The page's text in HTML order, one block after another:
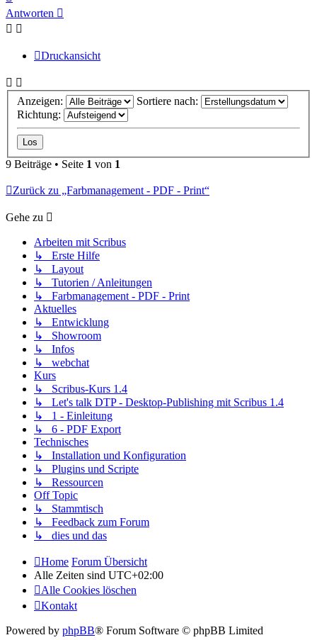
oben
Antworten
Druckansicht
Anzeigen:
Sortiere nach:
Richtung:
9 Beiträge • Seite 1 von 1
Zurück zu „Farbmanagement - PDF - Print“
Gehe zu
Arbeiten mit Scribus
↳ Erste Hilfe
↳ Layout
↳ Tutorien / Anleitungen
↳ Farbmanagement - PDF - Print
Aktuelles
↳ Entwicklung
↳ Showroom
↳ Infos
↳ webchat
Kurs
↳ Scribus-Kurs 1.4
↳ Let's talk DTP - Desktop-Publishing mit Scribus 1.4
↳ 1 - Einleitung
↳ 6 - PDF Export
Technisches
↳ Installation und Konfiguration
↳ Plugins und Scripte
↳ Ressourcen
Off Topic
↳ Stammtisch
↳ Feedback zum Forum
↳ dies und das
Home Forum Übersicht
Alle Zeiten sind UTC+02:00
Alle Cookies löschen
Kontakt
Powered by phpBB® Forum Software © phpBB Limited